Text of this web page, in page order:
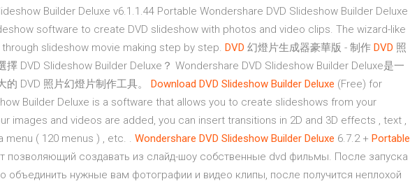
Builder Deluxe v6.1.1.44 Portable Wondershare DVD Slideshow Builder Deluxe
software to create DVD slideshow with photos and video clips. The wizard-like
slideshow movie making step by step. DVD 幻燈片生成器豪華版 - 制作 DVD 照
擇 DVD Slideshow Builder Deluxe？ Wondershare DVD Slideshow Builder Deluxe是一
的 DVD 照片幻燈片制作工具。 Download DVD Slideshow Builder Deluxe (Free) for
Builder Deluxe is a software that allows you to create slideshows from your
images and videos are added, you can insert transitions in 2D and 3D effects , text ,
menu ( 120 menus ) , etc. . Wondershare DVD Slideshow Builder Deluxe 6.7.2 + Portable
позволяющий создавать из слайд-шоу собственные dvd фильмы. После запуска
объединить нужные вам фотографии и видео клипы, после получится неплохой